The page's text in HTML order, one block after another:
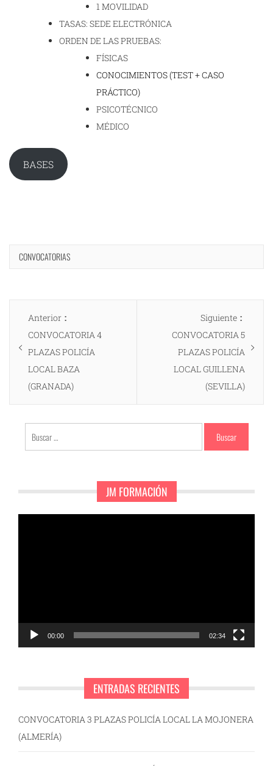
1 MOVILIDAD
TASAS: SEDE ELECTRÓNICA
ORDEN DE LAS PRUEBAS:
FÍSICAS
CONOCIMIENTOS (TEST + CASO
PRÁCTICO)
PSICOTÉCNICO
MÉDICO
BASES
CONVOCATORIAS
Navegación
entradas
Anterior
anterior:
CONVOCATORIA 4
PLAZAS POLICÍA
LOCAL BAZA
(GRANADA)
Siguiente
CONVOCATORIA 5
PLAZAS POLICÍA
LOCAL GUILLENA
(SEVILLA)
Buscar:
JM FORMACIÓN
00:00 02:34
ENTRADAS RECIENTES
CONVOCATORIA 3 PLAZAS POLICÍA LOCAL LA MOJONERA
(ALMERÍA)